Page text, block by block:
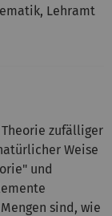
Lehramt
zufälliger
Weise
und
sind, wie